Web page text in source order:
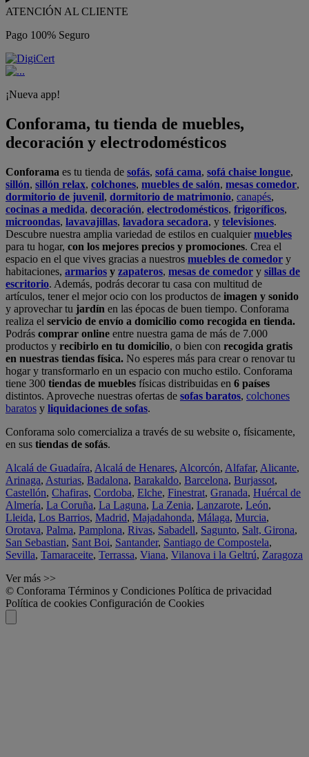
ATENCIÓN AL CLIENTE
Pago 100% Seguro
¡Nueva app!
Conforama, tu tienda de muebles,
decoración y electrodomésticos
Conforama es tu tienda de sofás, sofá cama, sofá chaise longue,
sillón, sillón relax, colchones, muebles de salón, mesas comedor,
dormitorio de juvenil, dormitorio de matrimonio, canapés,
cocinas a medida, decoración, electrodomésticos, frigoríficos,
microondas, lavavajillas, lavadora secadora, y televisiones.
Descubre nuestra amplia variedad de estilos en cualquiermuebles
para tu hogar, con los mejores precios y promociones. Crea el
espacio en el que vives gracias a nuestros muebles de comedor y
habitaciones, armarios y zapateros, mesas de comedor y sillas de
escritorio. Además, podrás decorar tu casa con multitud de
artículos, tener el mejor ocio con los productos de imagen y sonido
y aprovechar tu jardín en las épocas de buen tiempo. Conforama
realiza el servicio de envío a domicilio como recogida en tienda.
Podrás comprar online entre nuestra gama de más de 7.000
productos y recibirlo en tu domicilio, o bien con recogida gratis
en nuestras tiendas física. No esperes más para crear o renovar tu
hogar y transformarlo en un espacio con mucho estilo. Conforama
tiene 300 tiendas de muebles físicas distribuidas en 6 países
distintos. Aproveche nuestras ofertas de sofas baratos, colchones
baratos y liquidaciones de sofas.
Conforama solo comercializa a través de su website o, físicamente,
en sus tiendas de sofás.
Alcalá de Guadaíra, Alcalá de Henares, Alcorcón, Alfafar, Alicante,
Arinaga, Asturias, Badalona, Barakaldo, Barcelona, Burjassot,
Castellón, Chafiras, Cordoba, Elche, Finestrat, Granada, Huércal de
Almería, La Coruña, La Laguna, La Zenia, Lanzarote, León,
Lleida, Los Barrios, Madrid, Majadahonda, Málaga, Murcia,
Orotava, Palma, Pamplona, Rivas, Sabadell, Sagunto, Salt, Girona,
San Sebastian, Sant Boi, Santander, Santiago de Compostela,
Sevilla, Tamaraceite, Terrassa, Viana, Vilanova i la Geltrú, Zaragoza
Ver más >>
© Conforama Términos y Condiciones Política de privacidad
Política de cookies Configuración de Cookies